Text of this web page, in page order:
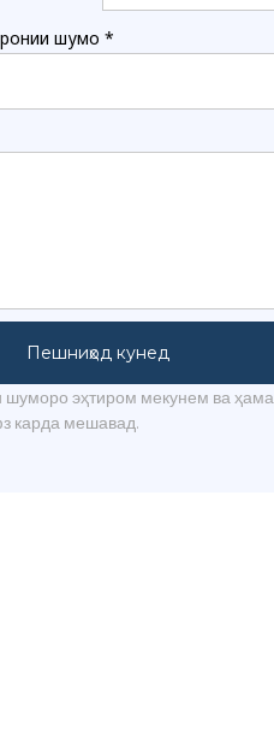
шумо *
Пешниҳод кунед
эҳтиром мекунем ва ҳама
карда мешавад.